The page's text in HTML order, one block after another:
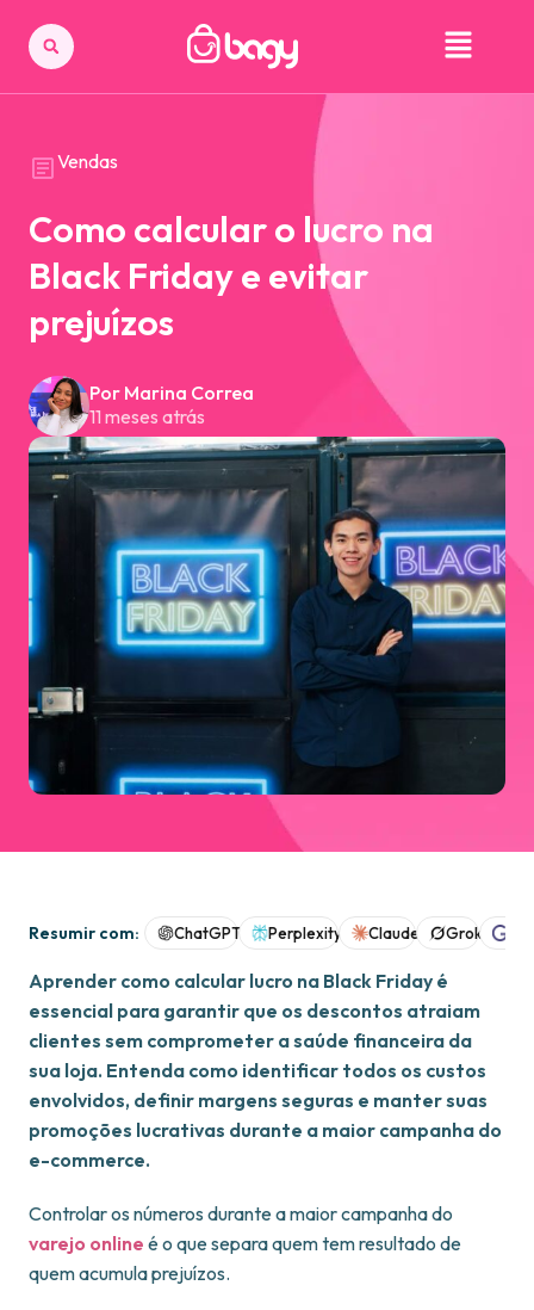
Vendas
Como calcular o lucro na
Black Friday e evitar
prejuízos
Por Marina Correa
11 meses atrás
Resumir com: ChatGPT Perplexity Claude Grok
Aprender como calcular lucro na Black Friday é
essencial para garantir que os descontos atraiam
clientes sem comprometer a saúde financeira da
sua loja. Entenda como identificar todos os custos
envolvidos, definir margens seguras e manter suas
promoções lucrativas durante a maior campanha do
e-commerce.
Controlar os números durante a maior campanha do
varejo online é o que separa quem tem resultado de
quem acumula prejuízos.